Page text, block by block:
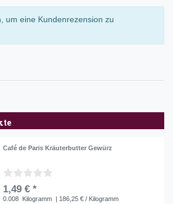
um eine Kundenrezension zu
Café de Paris Kräuterbutter Gewürz
1,49 € *
0.008 Kilogramm | 186,25 € / Kilogramm